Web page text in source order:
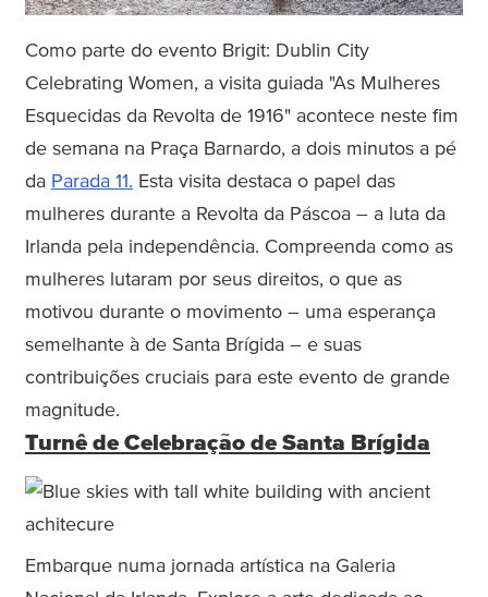
Como parte do evento Brigit: Dublin City
Celebrating Women, a visita guiada "As Mulheres
Esquecidas da Revolta de 1916" acontece neste fim
de semana na Praça Barnardo, a dois minutos a pé
da Parada 11. Esta visita destaca o papel das
mulheres durante a Revolta da Páscoa – a luta da
Irlanda pela independência. Compreenda como as
mulheres lutaram por seus direitos, o que as
motivou durante o movimento – uma esperança
semelhante à de Santa Brígida – e suas
contribuições cruciais para este evento de grande
magnitude.
Turnê de Celebração de Santa Brígida
Embarque numa jornada artística na Galeria